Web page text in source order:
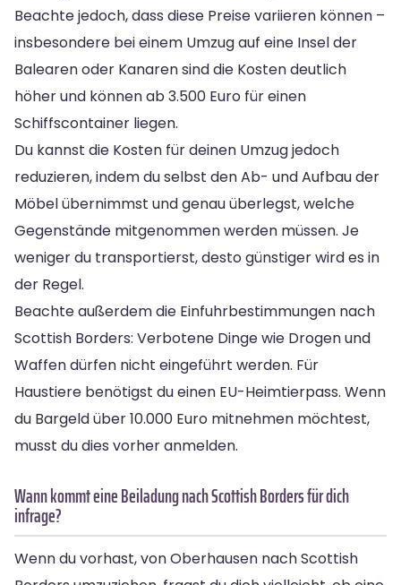
Beachte jedoch, dass diese Preise variieren können –
insbesondere bei einem Umzug auf eine Insel der
Balearen oder Kanaren sind die Kosten deutlich
höher und können ab 3.500 Euro für einen
Schiffscontainer liegen.
Du kannst die Kosten für deinen Umzug jedoch
reduzieren, indem du selbst den Ab- und Aufbau der
Möbel übernimmst und genau überlegst, welche
Gegenstände mitgenommen werden müssen. Je
weniger du transportierst, desto günstiger wird es in
der Regel.
Beachte außerdem die Einfuhrbestimmungen nach
Scottish Borders: Verbotene Dinge wie Drogen und
Waffen dürfen nicht eingeführt werden. Für
Haustiere benötigst du einen EU-Heimtierpass. Wenn
du Bargeld über 10.000 Euro mitnehmen möchtest,
musst du dies vorher anmelden.
Wann kommt eine Beiladung nach Scottish Borders für dich
infrage?
Wenn du vorhast, von Oberhausen nach Scottish